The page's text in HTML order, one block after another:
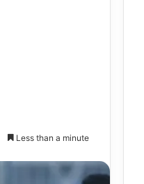
Less than a minute